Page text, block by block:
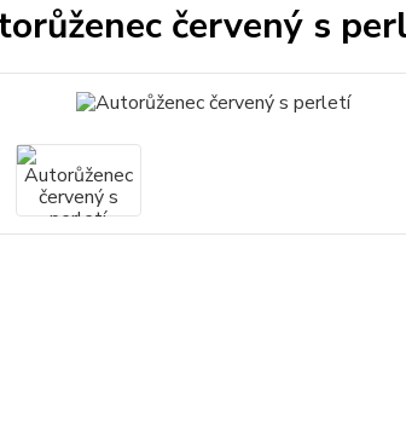
červený s